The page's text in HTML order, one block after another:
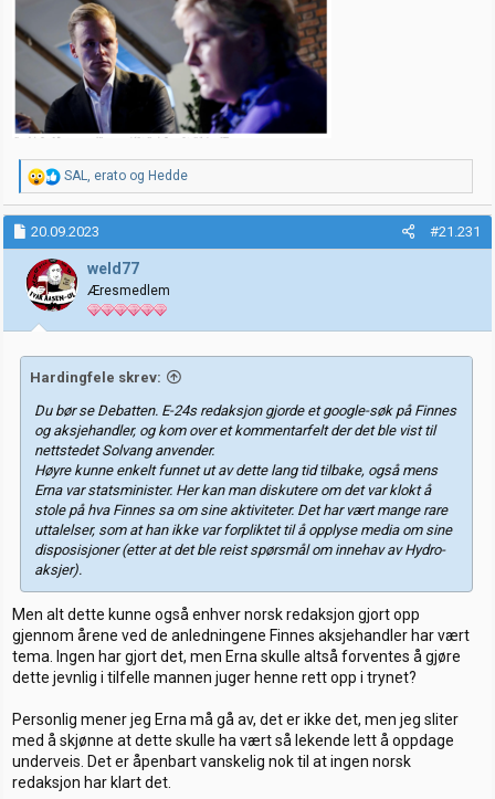
R
e
a
k
s
j
o
n
r
SAL, erato og Hedde
20.09.2023 #21.231
weld77
Æresmedlem
Hardingfele skrev:
Du bør se Debatten. E-24s redaksjon gjorde et google-søk på Finnes
og aksjehandler, og kom over et kommentarfelt der det ble vist til
nettstedet Solvang anvender.
Høyre kunne enkelt funnet ut av dette lang tid tilbake, også mens
Erna var statsminister. Her kan man diskutere om det var klokt å
stole på hva Finnes sa om sine aktiviteter. Det har vært mange rare
uttalelser, som at han ikke var forpliktet til å opplyse media om sine
disposisjoner (etter at det ble reist spørsmål om innehav av Hydro-
aksjer).
Men alt dette kunne også enhver norsk redaksjon gjort opp
gjennom årene ved de anledningene Finnes aksjehandler har vært
tema. Ingen har gjort det, men Erna skulle altså forventes å gjøre
dette jevnlig i tilfelle mannen juger henne rett opp i trynet?
Personlig mener jeg Erna må gå av, det er ikke det, men jeg sliter
med å skjønne at dette skulle ha vært så lekende lett å oppdage
underveis. Det er åpenbart vanskelig nok til at ingen norsk
redaksjon har klart det.